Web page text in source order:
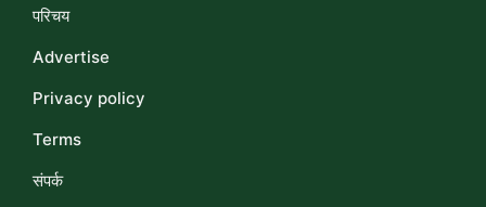
परिचय
Advertise
Privacy policy
Terms
संपर्क